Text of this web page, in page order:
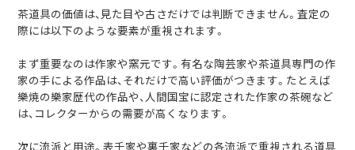
茶道具の価値は、見た目や古さだけでは判断できません。査定の
際には以下のような要素が重視されます。
まず重要なのは作家や窯元です。有名な陶芸家や茶道具専門の作
家の手による作品は、それだけで高い評価がつきます。たとえば
樂焼の樂家歴代の作品や、人間国宝に認定された作家の茶碗など
は、コレクターからの需要が高くなります。
次に流派と用途。表千家や裏千家などの各流派で重視される道具